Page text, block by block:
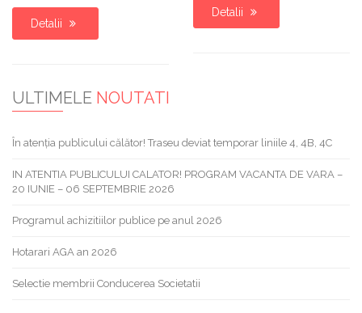
Detalii
Detalii
ULTIMELE NOUTATI
În atenția publicului călător! Traseu deviat temporar liniile 4, 4B, 4C
IN ATENTIA PUBLICULUI CALATOR! PROGRAM VACANTA DE VARA –
20 IUNIE – 06 SEPTEMBRIE 2026
Programul achizitiilor publice pe anul 2026
Hotarari AGA an 2026
Selectie membrii Conducerea Societatii